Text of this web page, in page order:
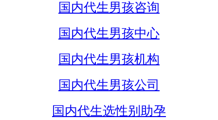
国内代生男孩咨询
国内代生男孩中心
国内代生男孩机构
国内代生男孩公司
国内代生选性别助孕